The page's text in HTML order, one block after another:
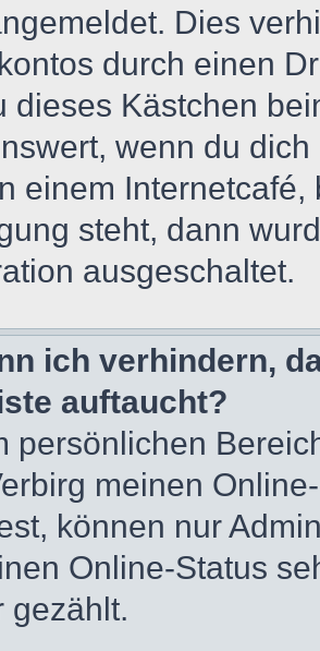
Dies
durch einen
dieses Kästchen
wenn du
einem
steht, dann
ausgeschaltet.
ich verhindern,
auftaucht?
persönlichen
meinen
können nur
Online-Status
gezählt.